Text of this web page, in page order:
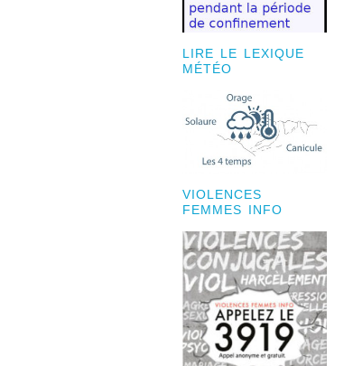
LIRE LE LEXIQUE
MÉTÉO
VIOLENCES
FEMMES INFO